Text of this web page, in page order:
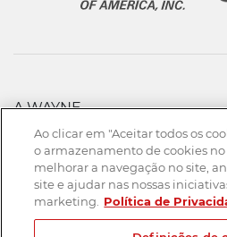
A WAYNE
PRODUTOS
FORÇA DE VENDAS
ASSISTÊNCIA TÉCNICA
DOWNLOADS
CONTATO
Ao clicar em "Aceitar todos os
o armazenamento de cookies
melhorar a navegação no site,
site e ajudar nas nossas
marketing.
Política de